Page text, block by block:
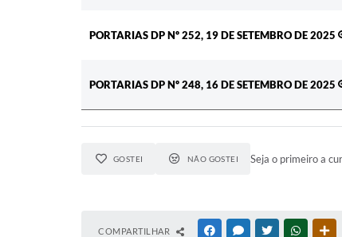
PORTARIAS DP Nº 252, 19 DE SETEMBRO DE 2025
PORTARIAS DP Nº 248, 16 DE SETEMBRO DE 2025
GOSTEI NÃO GOSTEI Seja o primeiro a
COMPARTILHAR FACEBOOKMESSENGER
TWITTER